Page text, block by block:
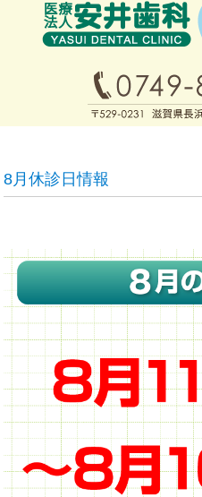
8月休診日情報